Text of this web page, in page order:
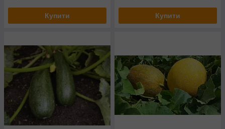
Купити Купити